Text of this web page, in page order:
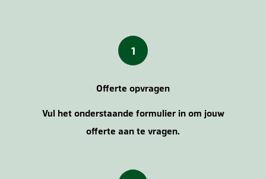
1
Offerte opvragen
Vul het onderstaande formulier in om jouw
offerte aan te vragen.